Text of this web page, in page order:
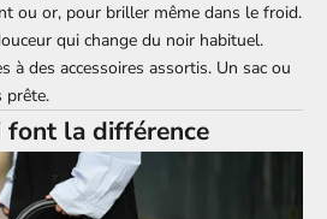
ou or, pour briller même dans le froid.
qui change du noir habituel.
à des accessoires assortis. Un sac ou
prête.
font la différence